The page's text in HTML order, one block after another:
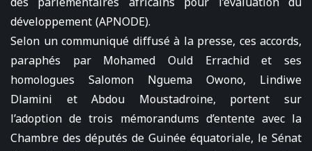
développement (APNODE).
Selon un communiqué diffusé à la presse, ces accords,
paraphés par Mohamed Ould Errachid et ses
homologues Salomon Nguema Owono, Lindiwe
Dlamini et Abdou Moustadroine, portent sur
l’adoption de trois mémorandums d’entente avec la
Chambre des députés de Guinée équatoriale, le Sénat